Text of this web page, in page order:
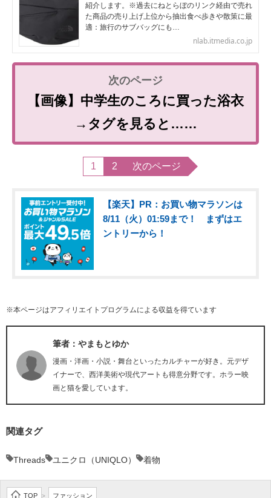
紹介します。※過去にねとらぼのリンク経由で売れ
た商品の売り上げ上位から抽出食べ歩きや散策に最
適：旅行のサブバッグにも…
nlab.itmedia.co.jp
【画像】中学生のころに買った浴衣
→タグを見ると……
1 2 次のページ
【楽天】PR：お買い物マラソンは
8/11（火）01:59まで！ まずはエ
ントリーから！
※本ページはアフィリエイトプログラムによる収益を得ています
筆者：やまもとゆか
漫画・洋画・小説・舞台といったカルチャーが好き。元デザ
イナーで、西洋美術や現代アートも得意分野です。ホラー映
画と猫を愛しています。
関連タグ
Threads ユニクロ（UNIQLO） 着物
TOP > ファッション